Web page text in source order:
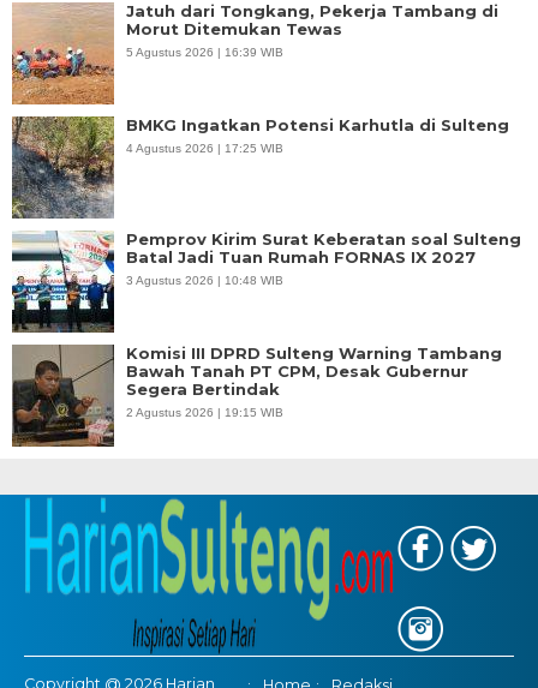
Jatuh dari Tongkang, Pekerja Tambang di
Morut Ditemukan Tewas
5 Agustus 2026 | 16:39 WIB
BMKG Ingatkan Potensi Karhutla di Sulteng
4 Agustus 2026 | 17:25 WIB
Pemprov Kirim Surat Keberatan soal Sulteng
Batal Jadi Tuan Rumah FORNAS IX 2027
3 Agustus 2026 | 10:48 WIB
Komisi III DPRD Sulteng Warning Tambang
Bawah Tanah PT CPM, Desak Gubernur
Segera Bertindak
2 Agustus 2026 | 19:15 WIB
Copyright @ 2026 Harian